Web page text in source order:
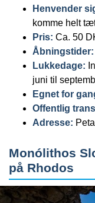
Henvender
komme helt
Pris: Ca. 50
Åbningstider:
Lukkedage:
juni til
Egnet for
Offentlig
Adresse:
Monólithos
på Rhodos